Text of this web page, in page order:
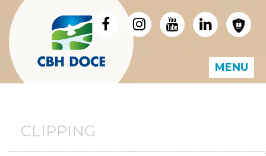
MENU
CLIPPING